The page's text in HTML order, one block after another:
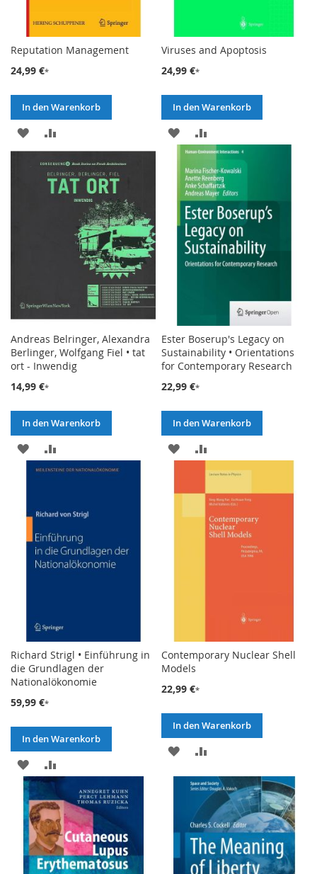
Reputation Management
24,99 €
In den Warenkorb
ZUR
WUNSCHLISTE
HINZUFÜGEN
VERGLEICHSLISTE
HINZUFÜGEN
Viruses and Apoptosis
24,99 €
In den Warenkorb
ZUR
WUNSCHLISTE
HINZUFÜGEN
VERGLEICHSLISTE
HINZUFÜGEN
Andreas Belringer, Alexandra
Berlinger, Wolfgang Fiel • tat
ort - Inwendig
14,99 €
In den Warenkorb
ZUR
WUNSCHLISTE
VERGLEICHSLISTE
Ester Boserup's Legacy on
Sustainability • Orientations
for Contemporary Research
22,99 €
In den Warenkorb
ZUR
WUNSCHLISTE
HINZUFÜGEN
VERGLEICHSLISTE
HINZUFÜGEN
Richard Strigl • Einführung in
die Grundlagen der
Nationalökonomie
59,99 €
In den Warenkorb
ZUR
WUNSCHLISTE
HINZUFÜGEN
VERGLEICHSLISTE
HINZUFÜGEN
Contemporary Nuclear Shell
Models
22,99 €
In den Warenkorb
ZUR
WUNSCHLISTE
HINZUFÜGEN
VERGLEICHSLISTE
HINZUFÜGEN